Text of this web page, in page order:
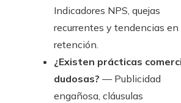
Indicadores NPS, quejas
recurrentes y tendencias en
retención.
¿Existen prácticas
dudosas? — Publicidad
engañosa, cláusulas